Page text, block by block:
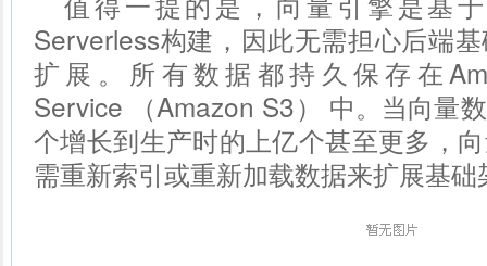
Serverless构建，因此无需担心后端
扩展。所有数据都持久保存在
Service （Amazon S3） 中。当向量
个增长到生产时的上亿个甚至更多，
需重新索引或重新加载数据来扩展基础